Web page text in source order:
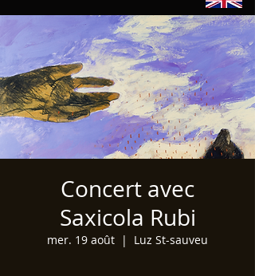
Concert avec
Saxicola Rubi
mer. 19 août
  |
Luz St-sauveu